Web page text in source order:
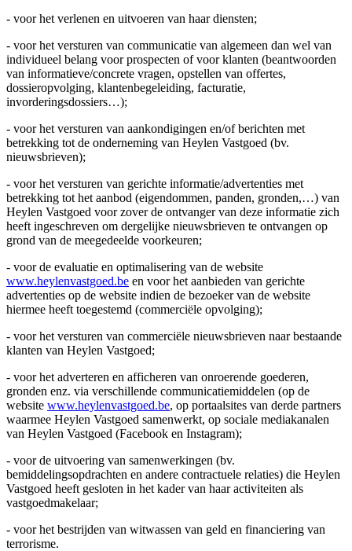
- voor het verlenen en uitvoeren van haar diensten;
- voor het versturen van communicatie van algemeen dan wel van
individueel belang voor prospecten of voor klanten (beantwoorden
van informatieve/concrete vragen, opstellen van offertes,
dossieropvolging, klantenbegeleiding, facturatie,
invorderingsdossiers…);
- voor het versturen van aankondigingen en/of berichten met
betrekking tot de onderneming van Heylen Vastgoed (bv.
nieuwsbrieven);
- voor het versturen van gerichte informatie/advertenties met
betrekking tot het aanbod (eigendommen, panden, gronden,…) van
Heylen Vastgoed voor zover de ontvanger van deze informatie zich
heeft ingeschreven om dergelijke nieuwsbrieven te ontvangen op
grond van de meegedeelde voorkeuren;
- voor de evaluatie en optimalisering van de website
www.heylenvastgoed.be en voor het aanbieden van gerichte
advertenties op de website indien de bezoeker van de website
hiermee heeft toegestemd (commerciële opvolging);
- voor het versturen van commerciële nieuwsbrieven naar bestaande
klanten van Heylen Vastgoed;
- voor het adverteren en afficheren van onroerende goederen,
gronden enz. via verschillende communicatiemiddelen (op de
website www.heylenvastgoed.be, op portaalsites van derde partners
waarmee Heylen Vastgoed samenwerkt, op sociale mediakanalen
van Heylen Vastgoed (Facebook en Instagram);
- voor de uitvoering van samenwerkingen (bv.
bemiddelingsopdrachten en andere contractuele relaties) die Heylen
Vastgoed heeft gesloten in het kader van haar activiteiten als
vastgoedmakelaar;
- voor het bestrijden van witwassen van geld en financiering van
terrorisme.